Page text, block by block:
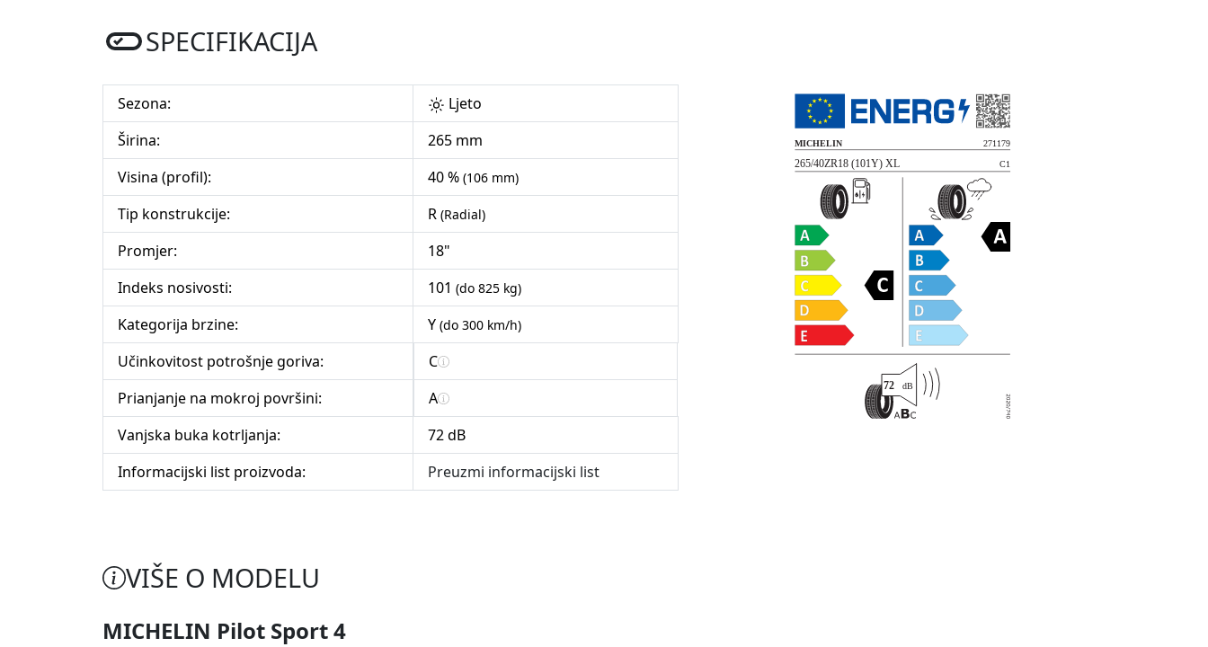
SPECIFIKACIJA
Sezona:
Ljeto
Širina:
265 mm
Visina (profil):
40 % (106 mm)
Tip konstrukcije: R (Radial)
Promjer:
18"
Indeks nosivosti:
101 (do 825 kg)
Kategorija brzine: Y (do 300 km/h)
Učinkovitost potrošnje goriva:
C
Prianjanje na mokroj površini:
A
Vanjska buka kotrljanja:
72 dB
Informacijski list proizvoda:
Preuzmi informacijski list
VIŠE O MODELU
MICHELIN Pilot Sport 4